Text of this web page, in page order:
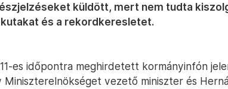
küldött, mert nem tudta
és a rekordkeresletet.
es időpontra meghirdetett kormányinfón
Miniszterelnökséget vezető miniszter és